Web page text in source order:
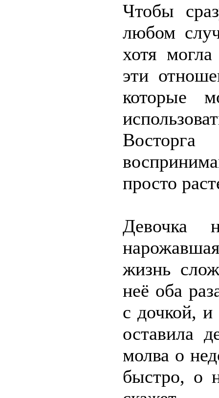
Чтобы
любом
хотя
эти
которые
просто
Девочка
жизнь
неё оба
с дочкой,
оставила
молва о
быстро, о